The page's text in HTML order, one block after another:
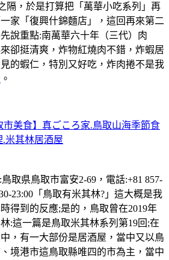
隔，於是打算把「萬華小吃系列」再
家「復興什錦麵店」，這回再來第二
說重點:南萬華六十年（三代）肉
卻挺清爽，炸物紅燒肉不錯，炸蝦居
的蝦仁，特別又好吃，炸肉捲不是我
。
市美食】真ごころ家.鳥取山海季節食
米其林居酒屋
鳥取県鳥取市富安2-69，電話:+81 857-
23:00「鳥取有米其林?」這大概是我
得到的反應;是的，鳥取曾在2019年
:這一篇是鳥取米其林系列第19回;在
，有一大部份是居酒屋，當中又以鳥
境港市這鳥取縣唯四的市為主，當中